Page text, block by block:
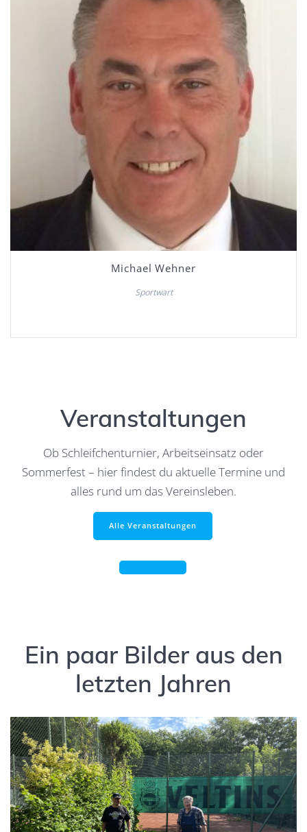
Michael Wehner
Sportwart
Veranstaltungen
Ob Schleifchenturnier, Arbeitseinsatz oder
Sommerfest – hier findest du aktuelle Termine und
alles rund um das Vereinsleben.
Alle Veranstaltungen
Ein paar Bilder aus den
letzten Jahren